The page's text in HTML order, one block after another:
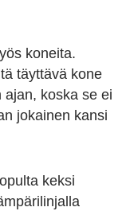
koneita.
täyttävä kone
koska se ei
jokainen kansi
keksi